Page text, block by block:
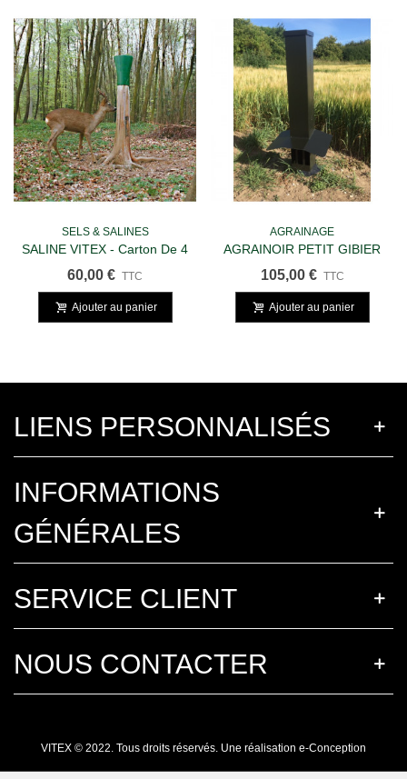
SELS & SALINES
SALINE VITEX - Carton De 4
Salines
60,00 € TTC
Ajouter au panier
AGRAINAGE
AGRAINOIR PETIT GIBIER
ANTI SANGLIER
105,00 € TTC
Ajouter au panier
LIENS PERSONNALISÉS
INFORMATIONS
GÉNÉRALES
SERVICE CLIENT
NOUS CONTACTER
VITEX © 2022. Tous droits réservés. Une réalisation e-Conception